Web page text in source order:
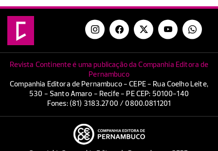
Revista Continente é uma publicação da Companhia Editora de
Pernambuco
Companhia Editora de Pernambuco - CEPE - Rua Coelho Leite,
530 - Santo Amaro - Recife - PE CEP: 50100-140
Fones: (81) 3183.2700 / 0800.0811201